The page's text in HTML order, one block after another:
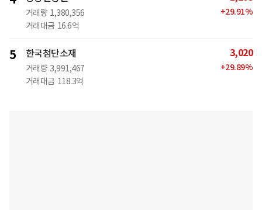
거래량 1,380,356
거래대금 16.6억
+29.91%
5 한국첨단소재
거래량 3,991,467
거래대금 118.3억
3,020
+29.89%